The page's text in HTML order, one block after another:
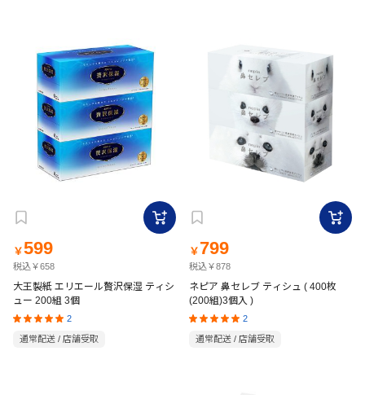
￥599
税込￥658
大王製紙 エリエール贅沢保湿 ティシ
ュー 200組 3個
2
通常配送 / 店舗受取
￥ 799
税込￥878
ネピア 鼻セレブ ティシュ ( 400枚
(200組)3個入 )
2
通常配送 / 店舗受取